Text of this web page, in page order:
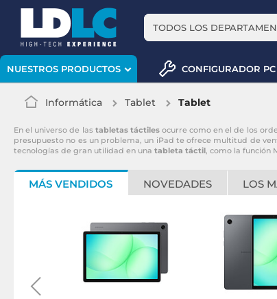
TODOS LOS
NUESTROS PRODUCTOS CONFIGURADOR PC
Informática Tablet Tablet
En el universo de las tabletas táctilesocurre como en el de los
presupuesto no es un problema, un iPad te ofrece multitud de
tecnologías de gran utilidad en una tableta táctil, como la función
MÁS VENDIDOS NOVEDADES LOS